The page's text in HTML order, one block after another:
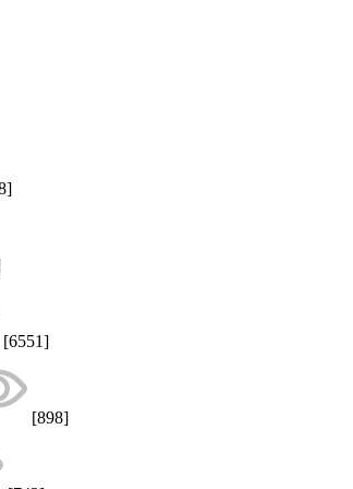
[6551]
[898]